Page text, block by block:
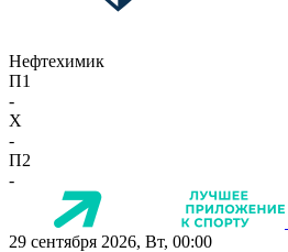
Нефтехимик
П1
-
X
-
П2
-
29 сентября 2026, Вт, 00:00